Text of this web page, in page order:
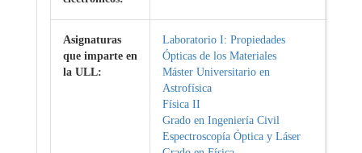
Asignaturas
que imparte en
la ULL:
Laboratorio I: Propiedades
Ópticas de los Materiales
Máster Universitario en
Astrofísica
Física II
Grado en Ingeniería Civil
Espectroscopía Óptica y Láser